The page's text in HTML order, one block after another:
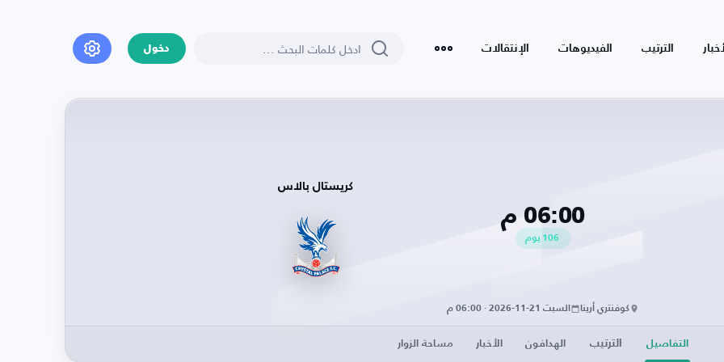
الترتيب الفيديوهات الإنتقالات دخول
06:00 م
106 يوم
كريستال بالاس
كوفنتري أرينا السبت 21-11-2026 · 06:00 م
التفاصيل الترتيب الهدافون الأخبار مساحة الزوار